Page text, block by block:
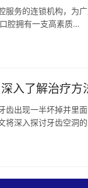
务的连锁机构，为
腔拥有一支高素质…
入了解治疗方
出现一半坏掉并里
将深入探讨牙齿空洞